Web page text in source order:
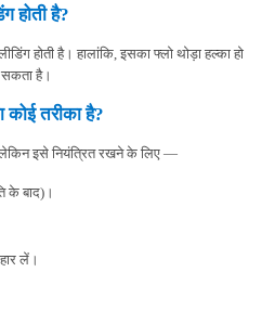
होती है?
होती है। हालांकि, इसका फ्लो थोड़ा हल्का हो
है।
कोई तरीका है?
लेकिन इसे नियंत्रित रखने के लिए —
के बाद)।
लें।